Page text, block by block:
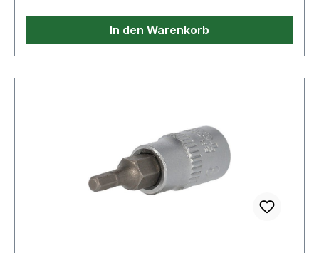
In den Warenkorb